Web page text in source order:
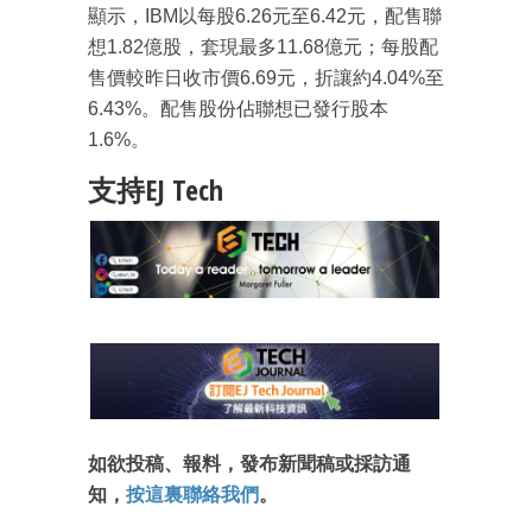
顯示，IBM以每股6.26元至6.42元，配售聯
想1.82億股，套現最多11.68億元；每股配
售價較昨日收市價6.69元，折讓約4.04%至
6.43%。配售股份佔聯想已發行股本
1.6%。
支持EJ Tech
如欲投稿、報料，發布新聞稿或採訪通
知， 按這裏聯絡我們。
成為 EJ Tech 會員
最新資訊（附創業懶人包）